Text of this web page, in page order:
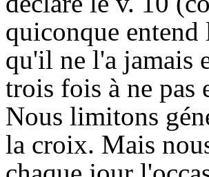
quiconque
qu'il ne l'a jamais
trois fois à ne pas
Nous limitons
la croix. Mais